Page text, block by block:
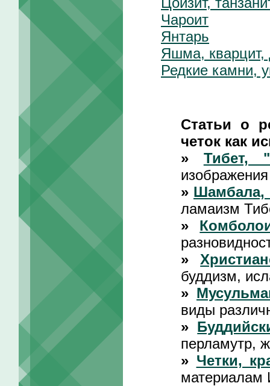
Чароит
Янтарь
Яшма, кварцит,
Редкие камни,
Статьи о
четок как
»
Тибет,
» Шамбала,
ламаизм
»
»
буддизм,
»
виды
»
перламутр,
» Четки,
материалам